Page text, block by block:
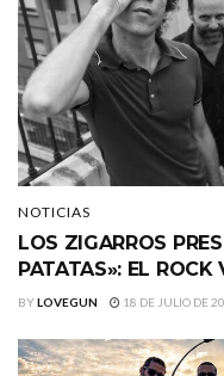
NOTICIAS
LOS ZIGARROS
PATATAS»: EL ROCK
BYLOVEGUN 18 DE JULIO DE